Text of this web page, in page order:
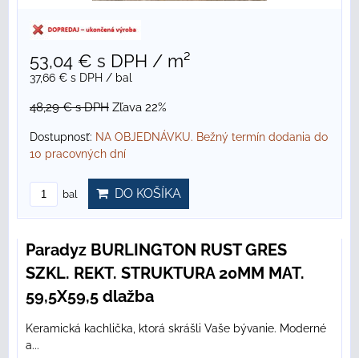
53,04 € s DPH / m²
37,66 € s DPH / bal
48,29 €s DPH Zľava 22%
Dostupnosť: NA OBJEDNÁVKU. Bežný termín dodania do
10 pracovných dní
bal DO KOŠÍKA
Paradyz BURLINGTON RUST GRES
SZKL. REKT. STRUKTURA 20MM MAT.
59,5X59,5 dlažba
Keramická kachlička, ktorá skrášli Vaše bývanie. Moderné
a...